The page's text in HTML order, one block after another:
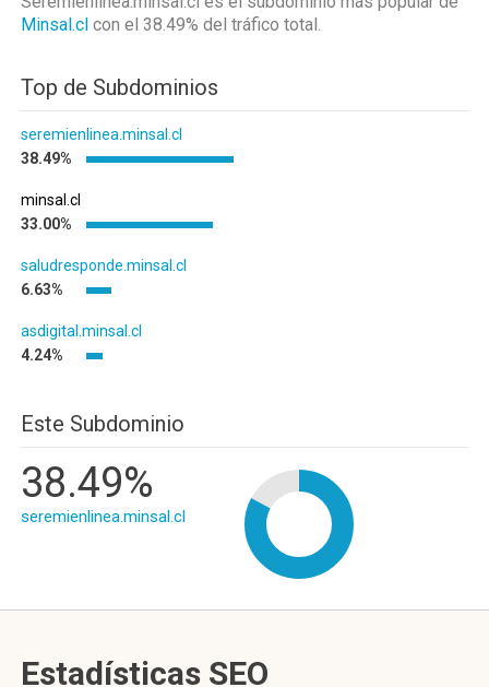
Minsal.cl con el 38.49% del tráfico total.
Top de Subdominios
seremienlinea.minsal.cl
38.49%
minsal.cl
33.00%
saludresponde.minsal.cl
6.63%
asdigital.minsal.cl
4.24%
Este Subdominio
38.49%
seremienlinea.minsal.cl
Estadísticas SEO